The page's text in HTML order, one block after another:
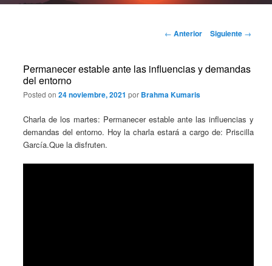
Navegación
← Anterior Siguiente →
Permanecer estable ante las influencias y demandas
del entorno
Posted on 24 noviembre, 2021 por Brahma Kumaris
Charla de los martes: Permanecer estable ante las influencias y
demandas del entorno. Hoy la charla estará a cargo de: Priscilla
García.Que la disfruten.